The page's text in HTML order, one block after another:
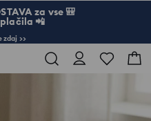
za vse 🎒
📲
>>